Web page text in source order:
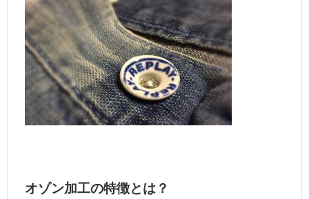
オゾン加工の特徴とは？